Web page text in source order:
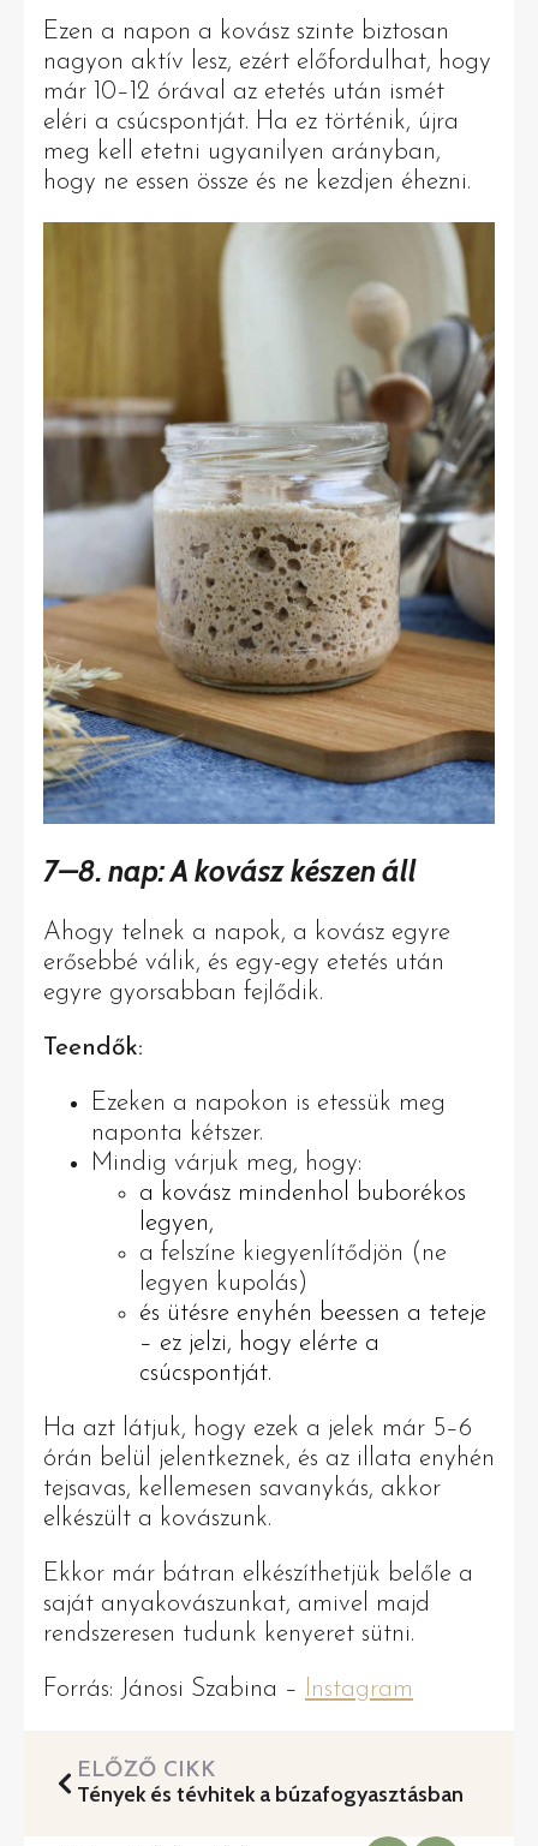
Ezen a napon a kovász szinte biztosan
nagyon aktív lesz, ezért előfordulhat, hogy
már 10–12 órával az etetés után ismét
eléri a csúcspontját. Ha ez történik, újra
meg kell etetni ugyanilyen arányban,
hogy ne essen össze és ne kezdjen éhezni.
7–8. nap: A kovász készen áll
Ahogy telnek a napok, a kovász egyre
erősebbé válik, és egy-egy etetés után
egyre gyorsabban fejlődik.
Teendők:
Ezeken a napokon is etessük meg
naponta kétszer.
Mindig várjuk meg, hogy:
a kovász mindenhol buborékos
legyen,
a felszíne kiegyenlítődjön (ne
legyen kupolás)
és ütésre enyhén beessen a teteje
– ez jelzi, hogy elérte a
csúcspontját.
Ha azt látjuk, hogy ezek a jelek már 5–6
órán belül jelentkeznek, és az illata enyhén
tejsavas, kellemesen savanykás, akkor
elkészült a kovászunk.
Ekkor már bátran elkészíthetjük belőle a
saját anyakovászunkat, amivel majd
rendszeresen tudunk kenyeret sütni.
Forrás: Jánosi Szabina – Instagram
ELŐZŐ CIKK
Tények és tévhitek a búzafogyasztásban